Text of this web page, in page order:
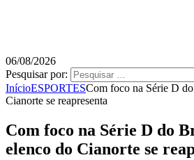
06/08/2026
Pesquisar por:
InícioESPORTESCom foco na Série D
Cianorte se reapresenta
Com foco na Série D do
elenco do Cianorte se